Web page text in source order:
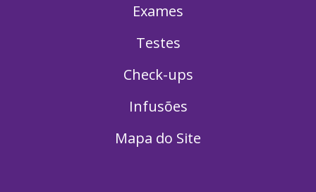
Exames
Testes
Check-ups
Infusões
Mapa do Site